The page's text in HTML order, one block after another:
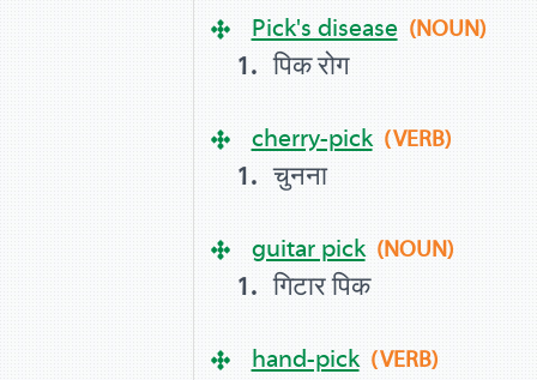
Pick's disease (NOUN)
पिक रोग
cherry-pick (VERB)
चुनना
guitar pick (NOUN)
गिटार पिक
hand-pick (VERB)